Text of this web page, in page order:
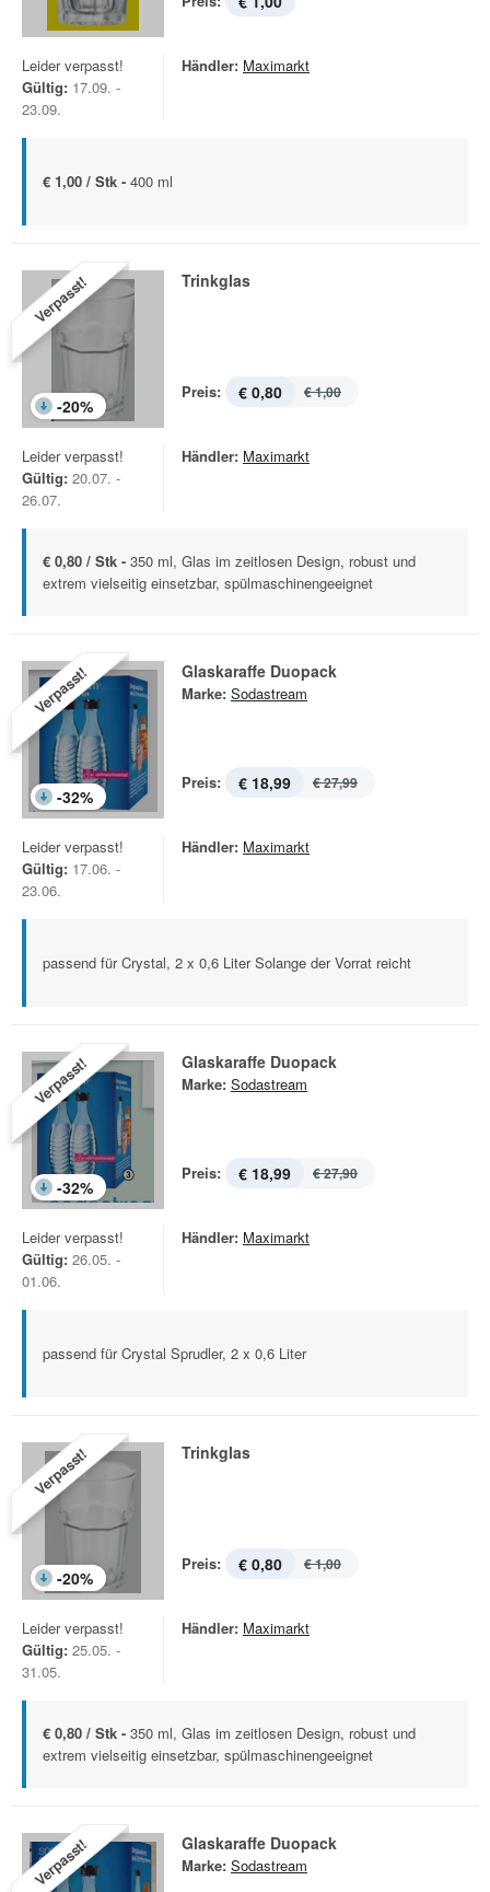
Leider verpasst!
Gültig: 17.09. -
23.09.
Händler: Maximarkt
€ 1,00 / Stk - 400 ml
Verpasst!
-20%
Trinkglas
Preis: € 0,80 € 1,00
Leider verpasst!
Gültig: 20.07. -
26.07.
Händler: Maximarkt
€ 0,80 / Stk - 350 ml, Glas im zeitlosen Design, robust und
extrem vielseitig einsetzbar, spülmaschinengeeignet
Verpasst!
-32%
Glaskaraffe Duopack
Marke: Sodastream
Preis: € 18,99 € 27,99
Leider verpasst!
Gültig: 17.06. -
23.06.
Händler: Maximarkt
passend für Crystal, 2 x 0,6 Liter Solange der Vorrat reicht
Verpasst!
-32%
Glaskaraffe Duopack
Marke: Sodastream
Preis: € 18,99 € 27,90
Leider verpasst!
Gültig: 26.05. -
01.06.
Händler: Maximarkt
passend für Crystal Sprudler, 2 x 0,6 Liter
Verpasst!
-20%
Trinkglas
Preis: € 0,80 € 1,00
Leider verpasst!
Gültig: 25.05. -
31.05.
Händler: Maximarkt
€ 0,80 / Stk - 350 ml, Glas im zeitlosen Design, robust und
extrem vielseitig einsetzbar, spülmaschinengeeignet
Verpasst! Glaskaraffe Duopack
Marke: Sodastream